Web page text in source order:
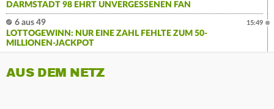
DARMSTADT 98 EHRT UNVERGESSENEN FAN
6 aus 49
LOTTOGEWINN: NUR EINE ZAHL FEHLTE ZUM 50-
MILLIONEN-JACKPOT
15:49
AUS DEM NETZ